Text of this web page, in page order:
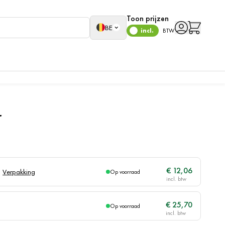
Taal
BE
Toon prijzen
incl. BTW
Verpakking Op voorraad € 12,06
Op voorraad € 25,70